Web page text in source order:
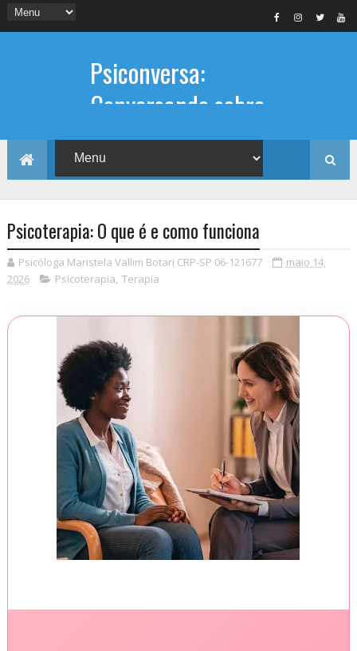
Psiconversa:
Conversando sobre
Psicologia
Informações sobre: Psicóloga,
Psicoterapia, terapia de casal, terapia
individual, Psicóloga online e presencial,
Psicoterapia: O que é e como funciona
Psicóloga Maristela Vallim Botari CRP-SP 06-121677
maio 14,
2026
Psicoterapia, Terapia